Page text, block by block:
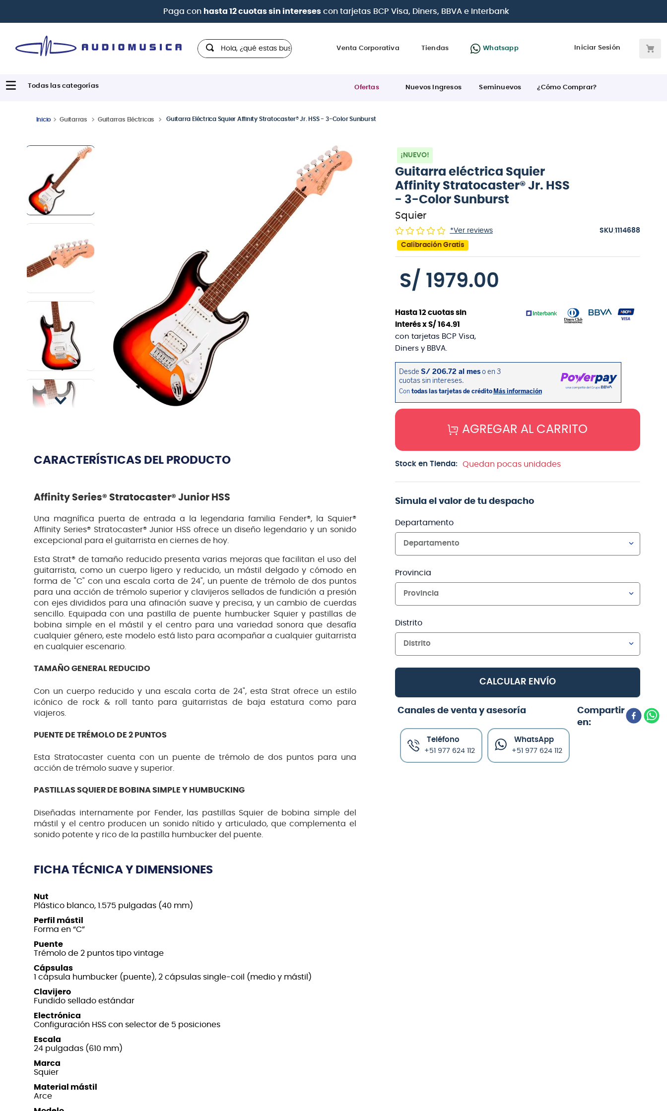
Paga con hasta 12 cuotas sin interesescon tarjetas BCP Visa, Diners, BBVA e Interbank
Hola, ¿qué estas buscando?
Venta Corporativa Tiendas Whatsapp Iniciar Sesión
Ofertas Nuevos Ingresos Seminuevos ¿Cómo Comprar?
Guitarras Guitarras Eléctricas Guitarra Eléctrica Squier Affinity Stratocaster® Jr. HSS - 3-Color Sunburst
CARACTERÍSTICAS DEL PRODUCTO
Affinity Series® Stratocaster® Junior HSS
Una magnífica puerta de entrada a la legendaria familia Fender®, la Squier®
Affinity Series® Stratocaster® Junior HSS ofrece un diseño legendario y un sonido
excepcional para el guitarrista en ciernes de hoy.
Esta Strat® de tamaño reducido presenta varias mejoras que facilitan el uso del
guitarrista, como un cuerpo ligero y reducido, un mástil delgado y cómodo en
forma de "C" con una escala corta de 24", un puente de trémolo de dos puntos
para una acción de trémolo superior y clavijeros sellados de fundición a presión
con ejes divididos para una afinación suave y precisa, y un cambio de cuerdas
sencillo. Equipada con una pastilla de puente humbucker Squier y pastillas de
bobina simple en el mástil y el centro para una variedad sonora que desafía
cualquier género, este modelo está listo para acompañar a cualquier guitarrista
en cualquier escenario.
TAMAÑO GENERAL REDUCIDO
Con un cuerpo reducido y una escala corta de 24", esta Strat ofrece un estilo
icónico de rock & roll tanto para guitarristas de baja estatura como para
viajeros.
PUENTE DE TRÉMOLO DE 2 PUNTOS
Esta Stratocaster cuenta con un puente de trémolo de dos puntos para una
acción de trémolo suave y superior.
PASTILLAS SQUIER DE BOBINA SIMPLE Y HUMBUCKING
Diseñadas internamente por Fender, las pastillas Squier de bobina simple del
mástil y el centro producen un sonido nítido y articulado, que complementa el
sonido potente y rico de la pastilla humbucker del puente.
FICHA TÉCNICA Y DIMENSIONES
Nut
Plástico blanco, 1.575 pulgadas (40 mm)
Perfil mástil
Forma en “C”
Puente
Trémolo de 2 puntos tipo vintage
Cápsulas
1 cápsula humbucker (puente), 2 cápsulas single-coil (medio y mástil)
Clavijero
Fundido sellado estándar
Electrónica
Configuración HSS con selector de 5 posiciones
Escala
24 pulgadas (610 mm)
Marca
Squier
Material mástil
Arce
¡NUEVO!
Guitarra eléctrica Squier
Affinity Stratocaster® Jr. HSS
- 3-Color Sunburst
Squier
*Ver reviews :1114688
Calibración Gratis
S/ 1979.00
Hasta 12cuotas sin
interés x S/ 164.91
con tarjetas BCP Visa,
Diners y BBVA.
AGREGAR AL CARRITO
Stock en Tienda: Quedan pocas unidades
Simula el valor de tu despacho
Departamento
Departamento
Provincia
Provincia
Distrito
Distrito
CALCULAR ENVÍO
Canales de venta y asesoría
Teléfono
+51 977 624 112
WhatsApp
+51 977 624 112